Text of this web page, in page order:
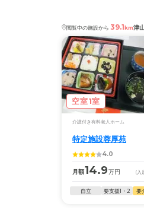
閲覧中の施設から 39.1km津
空室1室
介護付き有料老人ホーム
特定施設蓉厚苑
4.0
月額14.9万円 (入
自立 要支援1・2 要